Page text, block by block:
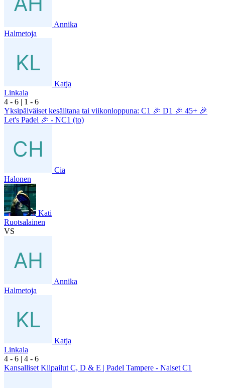
Annika
Halmetoja
Katja
Linkala
4 - 6 | 1 - 6
Yksipäiväiset kesäiltana tai viikonloppuna: C1 🎉 D1 🎉 45+ 🎉
Let's Padel 🎉 - NC1 (to)
Cia
Halonen
Kati
Ruotsalainen
VS
Annika
Halmetoja
Katja
Linkala
4 - 6 | 4 - 6
Kansalliset Kilpailut C, D & E | Padel Tampere - Naiset C1